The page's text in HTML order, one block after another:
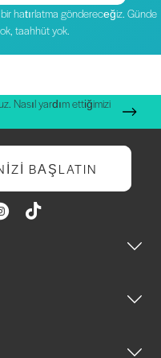
hatırlatma göndereceğiz. Günde
taahhüt yok.
Nasıl yardım ettiğimizi
BAŞLATIN